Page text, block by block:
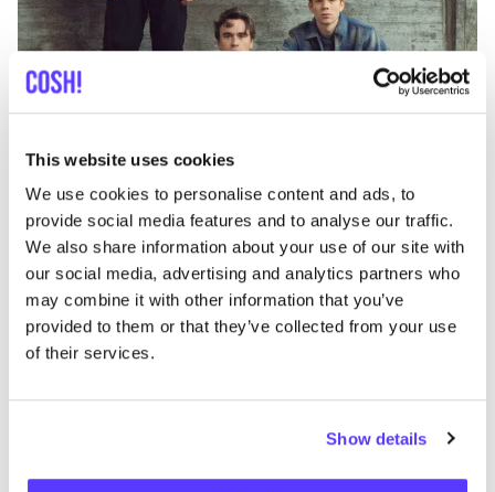
This website uses cookies
We use cookies to personalise content and ads, to
provide social media features and to analyse our traffic.
We also share information about your use of our site with
our social media, advertising and analytics partners who
may combine it with other information that you’ve
provided to them or that they’ve collected from your use
of their services.
Show details